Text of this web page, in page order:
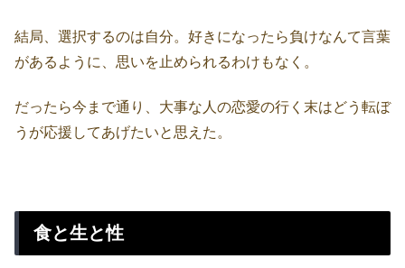
結局、選択するのは自分。好きになったら負けなんて言葉
があるように、思いを止められるわけもなく。
だったら今まで通り、大事な人の恋愛の行く末はどう転ぼ
うが応援してあげたいと思えた。
食と生と性